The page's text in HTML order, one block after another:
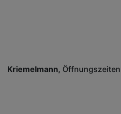
Kriemelmann Öffnungszeiten